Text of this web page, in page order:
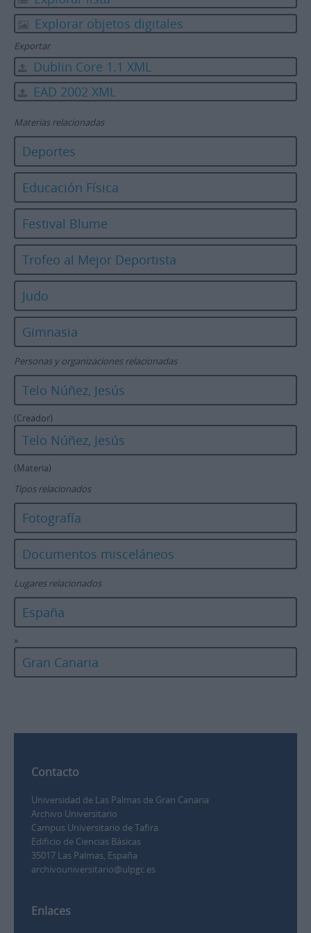
Explorar objetos digitales
Exportar
Dublin Core 1.1 XML
EAD 2002 XML
Materias relacionadas
Deportes
Educación Física
Festival Blume
Trofeo al Mejor Deportista
Judo
Gimnasia
Personas y organizaciones relacionadas
Telo Núñez, Jesús
(Creador)
Telo Núñez, Jesús
(Materia)
Tipos relacionados
Fotografía
Documentos misceláneos
Lugares relacionados
España
»
Gran Canaria
Contacto
Universidad de Las Palmas de Gran Canaria
Archivo Universitario
Campus Universitario de Tafira
Edificio de Ciencias Básicas
35017 Las Palmas, España
archivouniversitario@ulpgc.es
Enlaces